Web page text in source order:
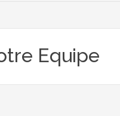
Equipe